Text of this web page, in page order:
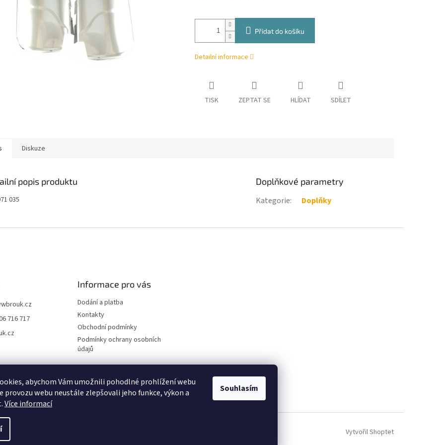
abychom Vám umožnili pohodlné prohlížení webu
provozu webu neustále zlepšovali jeho funkce, výkon a
Více informací
Souhlasím
Přidat do košíku
Detailní informace
TISK ZEPTAT SE HLÍDAT SDÍLET
Diskuze
popis produktu
035
Doplňkové parametry
Kategorie: Doplňky
716 717
Informace pro vás
Dodání a platba
Kontakty
Obchodní podmínky
Podmínky ochrany osobních
údajů
Vytvořil Shoptet